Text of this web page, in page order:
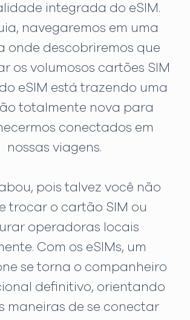
integrada do eSIM.
navegaremos em uma
onde descobriremos que
os volumosos cartões SIM
eSIM está trazendo uma
totalmente nova para
conectados em
nossas viagens.
pois talvez você não
trocar o cartão SIM ou
operadoras locais
Com os eSIMs, um
se torna o companheiro
definitivo, orientando
maneiras de se conectar